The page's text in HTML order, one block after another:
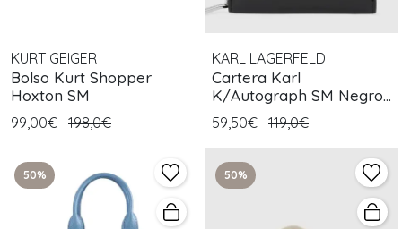
KURT GEIGER
Bolso Kurt Shopper
Hoxton SM
99,00€ 198,0€
KARL LAGERFELD
Cartera Karl
K/Autograph SM Negro
Blanco
59,50€ 119,0€
50% 50%